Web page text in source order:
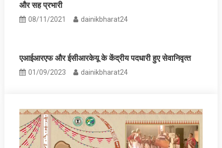
और सह प्रभारी
08/11/2021 dainikbharat24
एआईआरएफ और ईसीआरकेयू के केंद्रीय पदधारी हुए सेवानिवृत्‍त
01/09/2023 dainikbharat24